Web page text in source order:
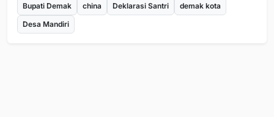
Bupati Demak
china Deklarasi Santri
demak kota
Desa Mandiri